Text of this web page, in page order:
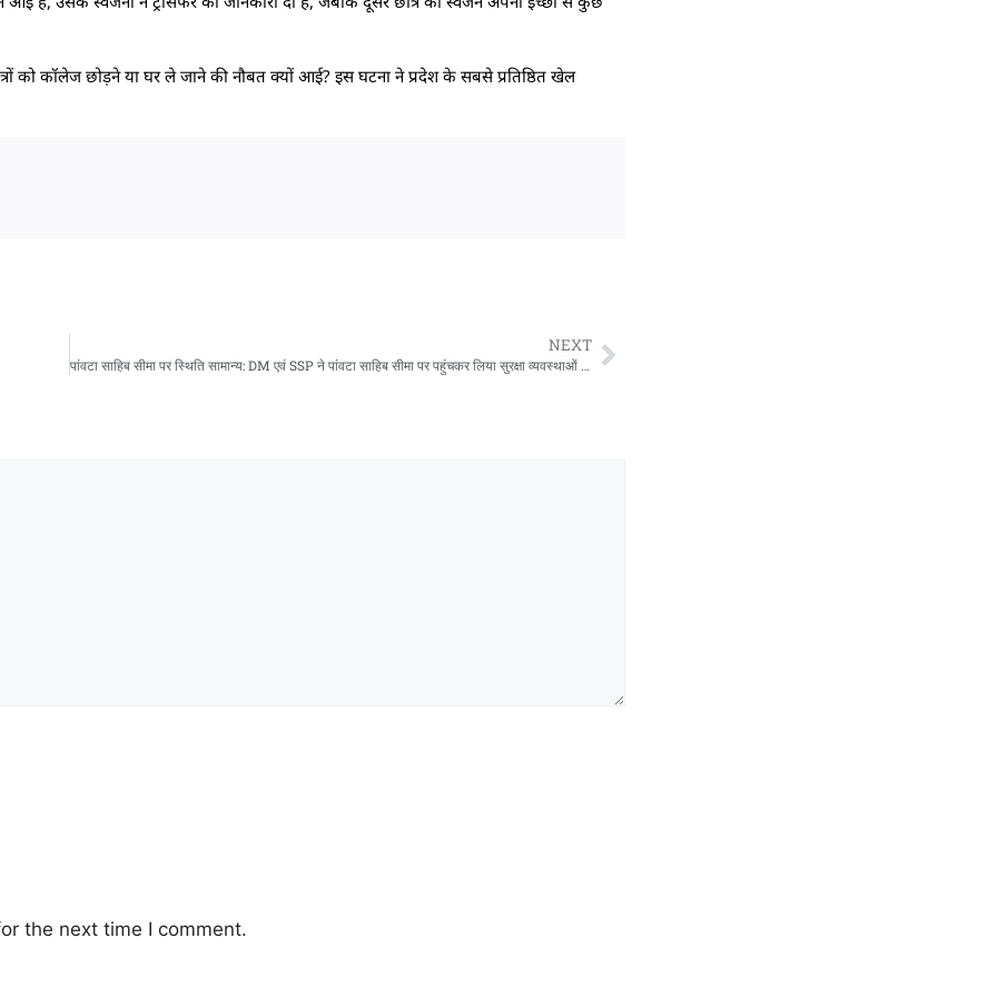
को कॉलेज छोड़ने या घर ले जाने की नौबत क्यों आई? इस घटना ने प्रदेश के सबसे प्रतिष्ठित खेल
NEXT
पांवटा साहिब सीमा पर स्थिति सामान्य: DM एवं SSP ने पांवटा साहिब सीमा पर पहुंचकर लिया सुरक्षा व्यवस्थाओं का जायजा
the next time I comment.